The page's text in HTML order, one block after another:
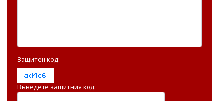
Защитен код:
Въведете защитния код: